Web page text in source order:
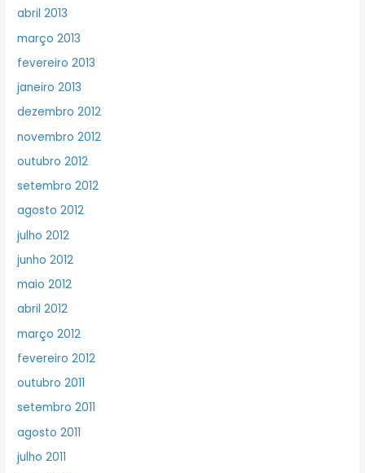
abril 2013
março 2013
fevereiro 2013
janeiro 2013
dezembro 2012
novembro 2012
outubro 2012
setembro 2012
agosto 2012
julho 2012
junho 2012
maio 2012
abril 2012
março 2012
fevereiro 2012
outubro 2011
setembro 2011
agosto 2011
julho 2011